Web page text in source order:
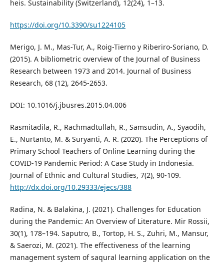
heis. Sustainability (Switzerland), 12(24), 1–13.
https://doi.org/10.3390/su1224105
Merigo, J. M., Mas-Tur, A., Roig-Tierno y Riberiro-Soriano, D.
(2015). A bibliometric overview of the Journal of Business
Research between 1973 and 2014. Journal of Business
Research, 68 (12), 2645-2653.
DOI: 10.1016/j.jbusres.2015.04.006
Rasmitadila, R., Rachmadtullah, R., Samsudin, A., Syaodih,
E., Nurtanto, M. & Suryanti, A. R. (2020). The Perceptions of
Primary School Teachers of Online Learning during the
COVID-19 Pandemic Period: A Case Study in Indonesia.
Journal of Ethnic and Cultural Studies, 7(2), 90-109.
http://dx.doi.org/10.29333/ejecs/388
Radina, N. & Balakina, J. (2021). Challenges for Education
during the Pandemic: An Overview of Literature. Mir Rossii,
30(1), 178–194. Saputro, B., Tortop, H. S., Zuhri, M., Mansur,
& Saerozi, M. (2021). The effectiveness of the learning
management system of saqural learning application on the